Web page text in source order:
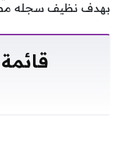
بهدف نظيف سجله